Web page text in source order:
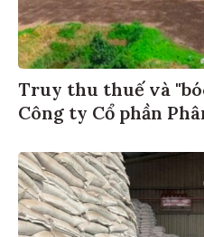
Truy thu thuế và
Công ty Cổ phần